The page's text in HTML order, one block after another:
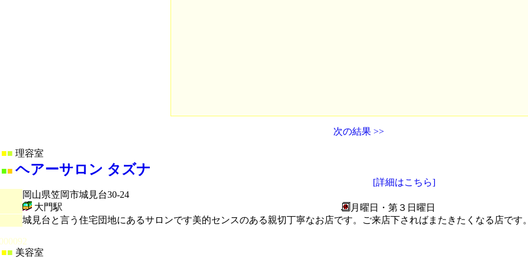
次の結果 >>
■ 理容室
■■ ヘアーサロン タズナ
[詳細はこちら]
岡山県笠岡市城見台30-24
大門駅
月曜日・第３日曜日
城見台と言う住宅団地にあるサロンです美的センスのある親切丁寧なお店です。ご来店下さればまたきたくなる店です。
■ 美容室